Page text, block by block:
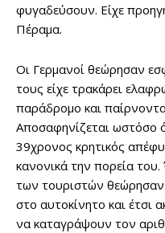
φυγαδεύσουν. Είχε
Πέραμα.
Οι Γερμανοί θεώρησαν
τους είχε τρακάρει
παράδρομο και
Αποσαφηνίζεται ωστόσο
39χρονος κρητικός
κανονικά την πορεία
των τουριστών θεώρησαν
στο αυτοκίνητο και έτσι
να καταγράψουν τον